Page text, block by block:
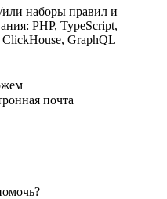
наборы правил и
PHP, TypeScript,
GraphQL
почта